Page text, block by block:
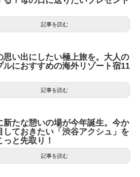
記事を読む
思い出にしたい極上旅を。大人の
ルにおすすめの海外リゾート宿11
記事を読む
新たな憩いの場が今年誕生。今か
しておきたい「渋谷アクシュ」を
っと先取り！
記事を読む